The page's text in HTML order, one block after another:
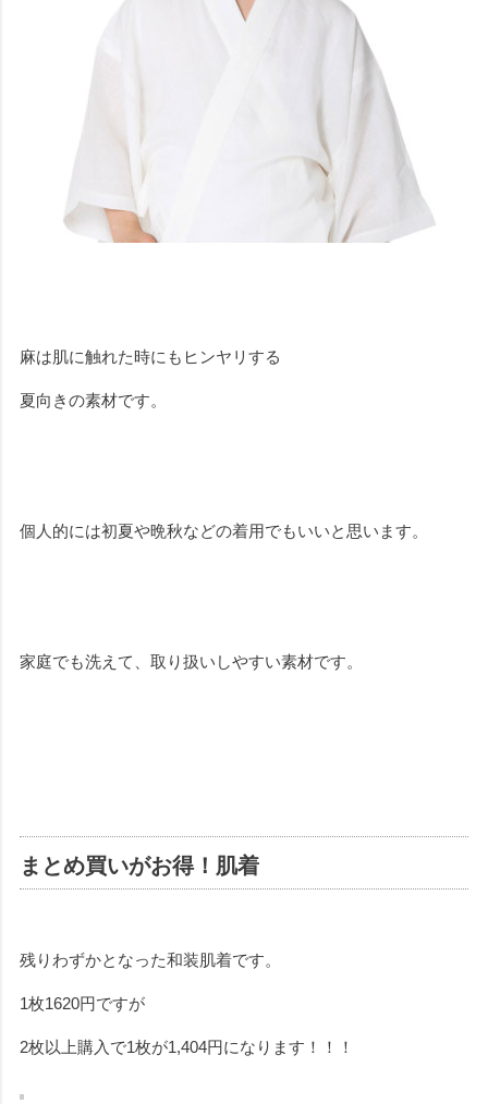
麻は肌に触れた時にもヒンヤリする
夏向きの素材です。
個人的には初夏や晩秋などの着用でもいいと思います。
家庭でも洗えて、取り扱いしやすい素材です。
まとめ買いがお得！肌着
残りわずかとなった和装肌着です。
1枚1620円ですが
2枚以上購入で1枚が1,404円になります！！！